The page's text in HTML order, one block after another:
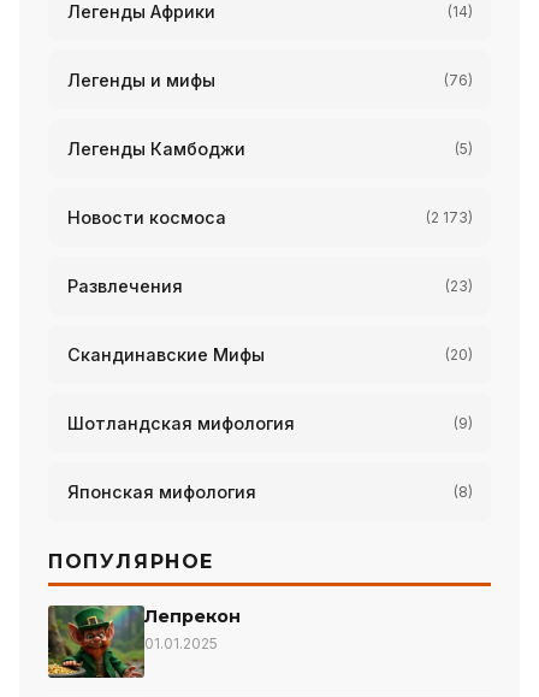
Легенды Африки (14)
Легенды и мифы (76)
Легенды Камбоджи (5)
Новости космоса (2 173)
Развлечения (23)
Скандинавские Мифы (20)
Шотландская мифология (9)
Японская мифология (8)
ПОПУЛЯРНОЕ
Лепрекон
01.01.2025